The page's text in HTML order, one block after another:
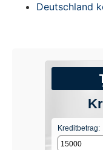
Deutschland
Kreditbetrag: